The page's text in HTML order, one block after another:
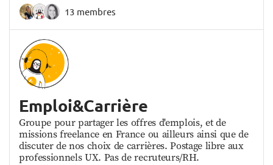
13 membres
Emploi&Carrière
Groupe pour partager les offres d'emplois, et de
missions freelance en France ou ailleurs ainsi que de
discuter de nos choix de carrières. Postage libre aux
professionnels UX. Pas de recruteurs/RH.